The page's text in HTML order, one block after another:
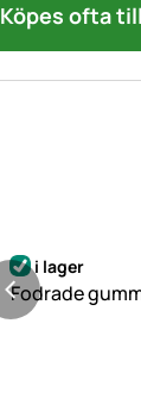
Köpes ofta
i lager
Fodrade